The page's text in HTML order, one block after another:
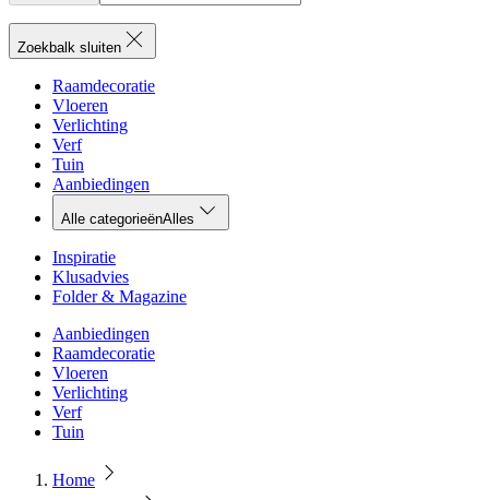
Zoekbalk sluiten
Raamdecoratie
Vloeren
Verlichting
Verf
Tuin
Aanbiedingen
Alle categorieënAlles
Inspiratie
Klusadvies
Folder & Magazine
Aanbiedingen
Raamdecoratie
Vloeren
Verlichting
Verf
Tuin
Home